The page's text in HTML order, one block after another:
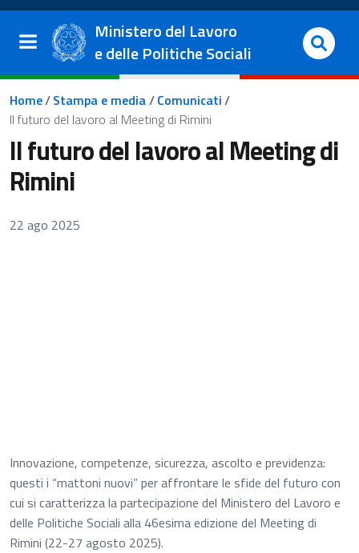
Salta al contenuto principale
Vai al footer
Ministero del Lavoro
e delle Politiche Sociali
Briciole di pane
Home/Stampa e media/Comunicati/
Il futuro del lavoro al Meeting di Rimini
Il futuro del lavoro al Meeting di
Rimini
22 ago 2025
Innovazione, competenze, sicurezza, ascolto e previdenza:
questi i “mattoni nuovi” per affrontare le sfide del futuro con
cui si caratterizza la partecipazione del Ministero del Lavoro e
delle Politiche Sociali alla 46esima edizione del Meeting di
Rimini (22-27 agosto 2025).